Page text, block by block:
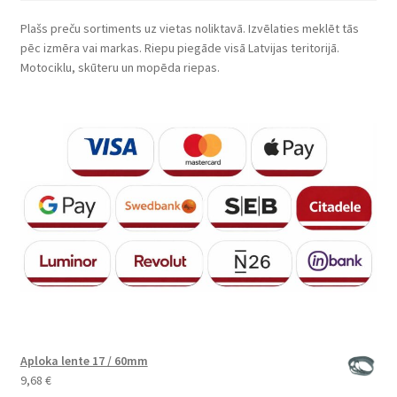
Plašs preču sortiments uz vietas noliktavā. Izvēlaties meklēt tās
pēc izmēra vai markas. Riepu piegāde visā Latvijas teritorijā.
Motociklu, skūteru un mopēda riepas.
Aploka lente 17 / 60mm
9,68 €